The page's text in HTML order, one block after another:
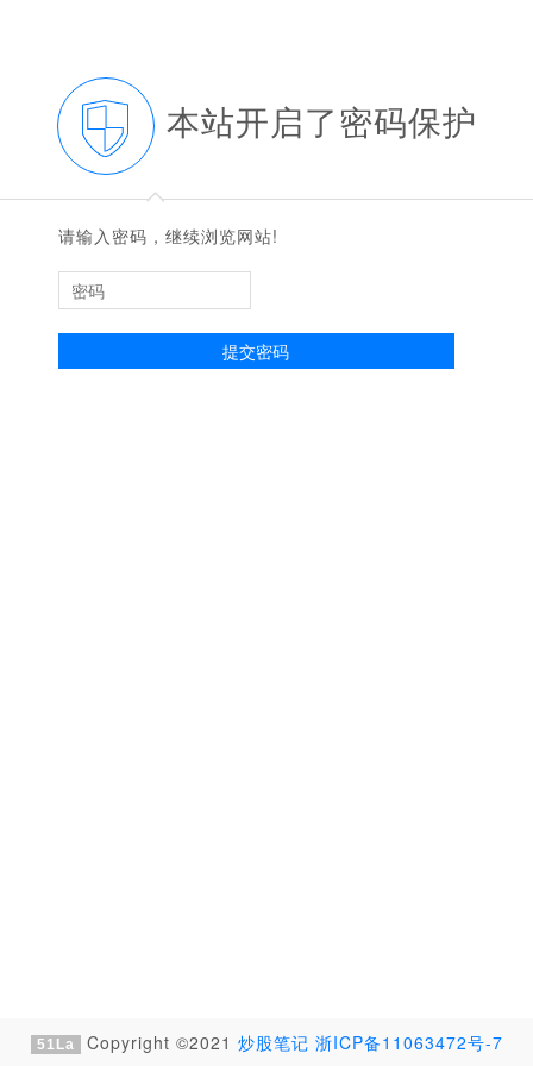
本站开启了密码保护
◆
◆
请输入密码，继续浏览网站!
提交密码
51La Copyright ©2021 炒股笔记 浙ICP备11063472号-7